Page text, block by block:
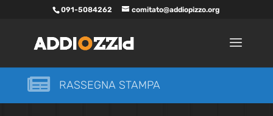
091-5084262 comitato@addiopizzo.org
 RASSEGNA STAMPA